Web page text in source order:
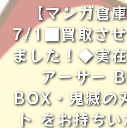
【マンガ倉
7/1■買取させ
ました！◆実
アーサー
BOX・鬼滅の
ト をお持ち